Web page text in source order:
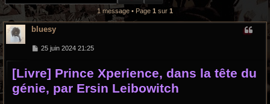
1 message • Page 1 sur 1
bluesy
M
s
a
g
e
25 juin 2024 21:25
[Livre] Prince Xperience, dans la tête du
génie, par Ersin Leibowitch